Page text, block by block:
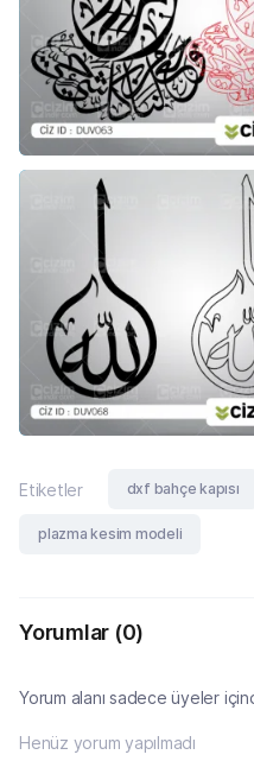
Etiketler dxf bahçe kapısı
plazma kesim modeli
Yorumlar (0)
Yorum alanı sadece üyeler
Henüz yorum yapılmadı